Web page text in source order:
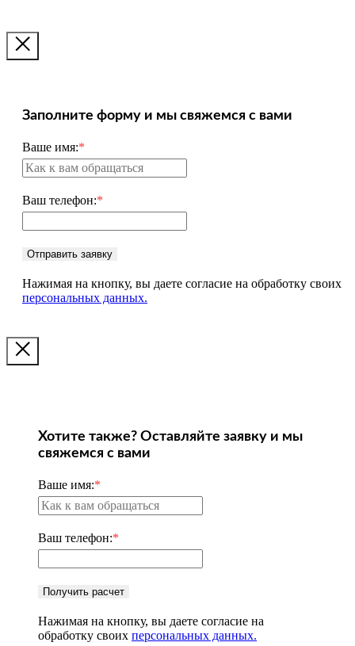
Заполните форму и мы свяжемся с вами
Ваше имя:*
Ваш телефон:*
Отправить заявку
Нажимая на кнопку, вы даете согласие на обработку своих
персональных данных.
Хотите также? Оставляйте заявку и мы
свяжемся с вами
Ваше имя:*
Ваш телефон:*
Получить расчет
Нажимая на кнопку, вы даете согласие на
обработку своих персональных данных.